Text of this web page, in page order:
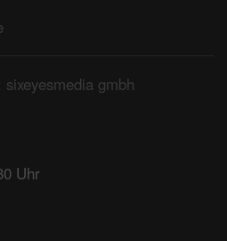
gmbh
Uhr